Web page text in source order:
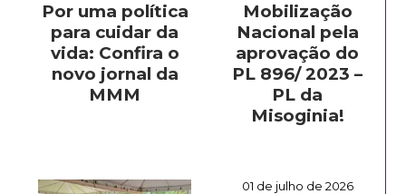
Por uma política
para cuidar da
vida: Confira o
novo jornal da
MMM
Mobilização
Nacional pela
aprovação do
PL 896/ 2023 –
PL da
Misoginia!
01 de julho de 2026